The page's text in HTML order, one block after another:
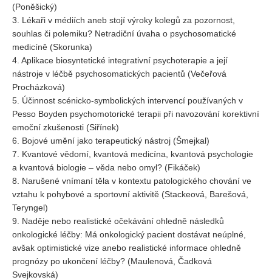
Vydání 3-4/ 2019
Vydání 1-2/ 2019
Vydání 4/2018
Vydání 2-3/2018
Vydání 1-2018
Vydání 4-2017
Vydání 3-2017
Vydání 2-2017
Vydání 1-2017
Vydání 4-2016
EDITOŘI
BLOG
(Poněšický)
3. Lékaři v médiích aneb stojí výroky kolegů za pozornost,
souhlas či polemiku? Netradiční úvaha o psychosomatické
medicíně (Skorunka)
4. Aplikace biosyntetické integrativní psychoterapie a její
nástroje v léčbě psychosomatických pacientů (Večeřová
Procházková)
5. Účinnost scénicko-symbolických intervencí používaných v
Pesso Boyden psychomotorické terapii při navozování korektivní
emoční zkušenosti (Siřínek)
6. Bojové umění jako terapeutický nástroj (Šmejkal)
7. Kvantové vědomí, kvantová medicína, kvantová psychologie
a kvantová biologie – věda nebo omyl? (Fikáček)
8. Narušené vnímaní těla v kontextu patologického chování ve
vztahu k pohybové a sportovní aktivitě (Stackeová, Barešová,
Teryngel)
9. Naděje nebo realistické očekávání ohledně následků
onkologické léčby: Má onkologický pacient dostávat neúplné,
avšak optimistické vize anebo realistické informace ohledně
prognózy po ukončení léčby? (Maulenová, Čadková
Svejkovská)